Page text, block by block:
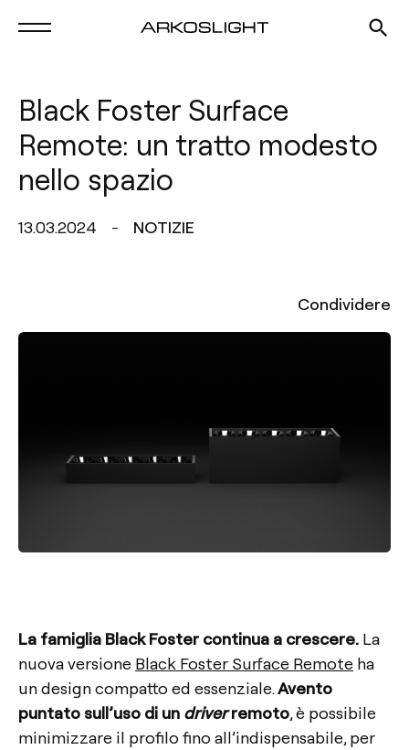
Black Foster Surface
Remote: un tratto modesto
nello spazio
13.03.2024 NOTIZIE
Condividere
La famiglia Black Foster continua a crescere. La
nuova versione Black Foster Surface Remote ha
un design compatto ed essenziale.Avento
puntato sull’uso di un driverremoto, è possibile
minimizzare il profilo fino all’indispensabile, per